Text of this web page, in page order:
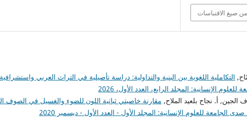
صيغ الاقتباسات
التكاملية اللغوية بين البنية والتداولية: دراسة تأصيلية في التراث العربي
الإنسانية: المجلد الرابع، العدد الأول، 2026
الجين, أ. نجاح بلعید الملاح, مقارنة خاصيتي ثباتية اللون للضوء والغسيل في الصوف
الجامعة للعلوم الإنسانية: المجلد الأول - العدد الأول - ديسمبر 2020